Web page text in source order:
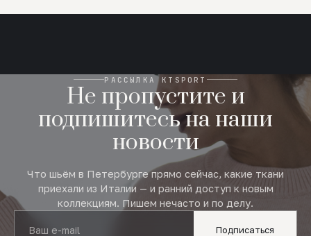
РАССЫЛКА KTSPORT
Не пропустите и
подпишитесь на наши
новости
Что шьём в Петербурге прямо сейчас, какие ткани
приехали из Италии — и ранний доступ к новым
коллекциям. Пишем нечасто и по делу.
Подписаться